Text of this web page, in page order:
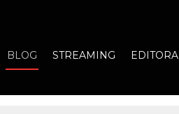
BLOG STREAMING EDITORA